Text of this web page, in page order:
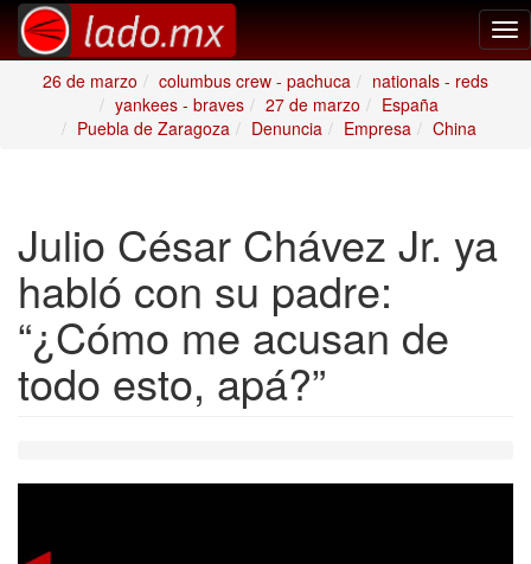
26 de marzo
columbus crew - pachuca
nationals - reds
yankees - braves
27 de marzo
España
Puebla de Zaragoza
Denuncia Empresa China
Julio César Chávez Jr. ya
habló con su padre:
“¿Cómo me acusan de
todo esto, apá?”